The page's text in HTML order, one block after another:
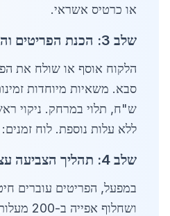
או כרטיס אשראי.
שלב 3: הכנת הפריטים והובלה למפעל
הלקוח אוסף או שולח את
ש"ח, תלוי במרחק. ניקוי
ללא עלות נוספת. לוח זמנים: 24 שעות מהאיסוף.
שלב 4: תהליך הצביעה עצמו
במפעל, הפריטים עוברים
ושחלוף